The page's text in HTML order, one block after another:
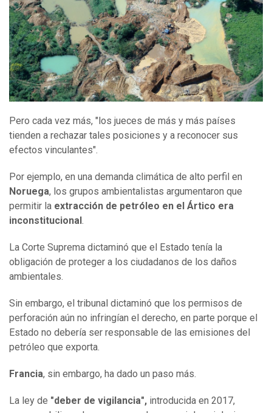
Pero cada vez más, "los jueces de más y más países
tienden a rechazar tales posiciones y a reconocer sus
efectos vinculantes".
Por ejemplo, en una demanda climática de alto perfil en
Noruega, los grupos ambientalistas argumentaron que
permitir la extracción de petróleo en el Ártico era
inconstitucional .
La Corte Suprema dictaminó que el Estado tenía la
obligación de proteger a los ciudadanos de los daños
ambientales.
Sin embargo, el tribunal dictaminó que los permisos de
perforación aún no infringían el derecho, en parte porque el
Estado no debería ser responsable de las emisiones del
petróleo que exporta.
Francia, sin embargo, ha dado un paso más.
La ley de "deber de vigilancia", introducida en 2017,